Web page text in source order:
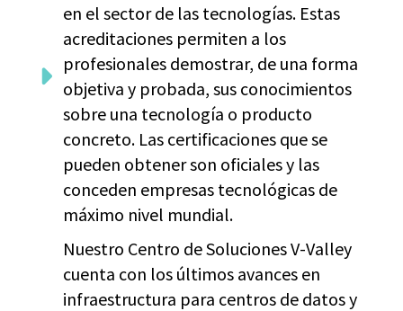
en el sector de las tecnologías. Estas
acreditaciones permiten a los
profesionales demostrar, de una forma
objetiva y probada, sus conocimientos
sobre una tecnología o producto
concreto. Las certificaciones que se
pueden obtener son oficiales y las
conceden empresas tecnológicas de
máximo nivel mundial.
Nuestro Centro de Soluciones V-Valley
cuenta con los últimos avances en
infraestructura para centros de datos y